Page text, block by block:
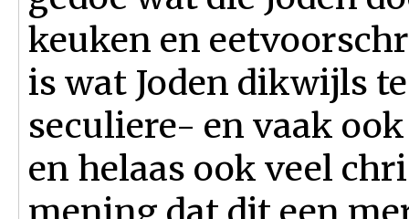
keuken en
is wat Joden dikwijls
seculiere- en vaak
en helaas ook veel